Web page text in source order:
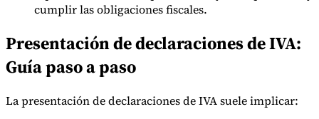
cumplir las obligaciones fiscales.
Presentación de declaraciones de IVA:
Guía paso a paso
La presentación de declaraciones de IVA suele implicar: